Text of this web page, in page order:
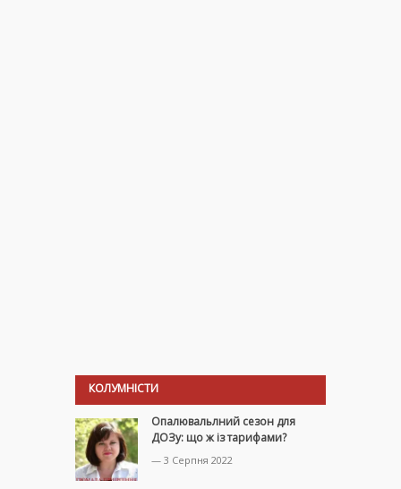
КОЛУМНІСТИ
Опалювальлний сезон для
ДОЗу: що ж із тарифами?
— 3 Серпня 2022